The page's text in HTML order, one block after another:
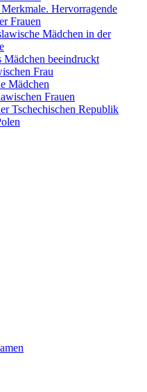
Hervorragende
Frauen
Mädchen in der
Mädchen beeindruckt
Frau
Mädchen
Frauen
Tschechischen Republik